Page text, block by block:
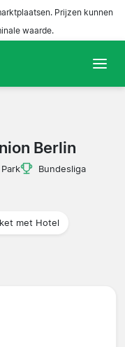
Prijzen kunnen
waarde.
Berlin
Bundesliga
met Hotel